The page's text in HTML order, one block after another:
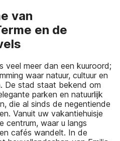
van
en de
veel meer dan een kuuroord;
waar natuur, cultuur en
De stad staat bekend om
parken en natuurlijk
die al sinds de negentiende
Vanuit uw vakantiehuisje
centrum, waar u langs
cafés wandelt. In de